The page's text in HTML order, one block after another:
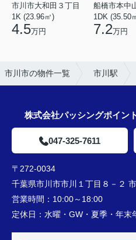
市川市大和田３丁目
1K (23.96㎡)
4.5万円
船橋市本中
1DK (35.50
7.2万円
市川市の物件一覧 市川駅
株式会社パッシングポイン
047-325-7611
〒272-0034
千葉県市川市市川１丁目８－２
営業時間： 10:00～18:00
定休日： 水曜・GW・夏季・年末